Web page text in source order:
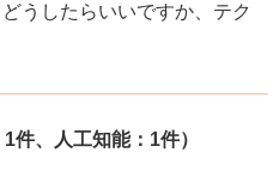
うしたらいいですか、テク
件、人工知能：1件）